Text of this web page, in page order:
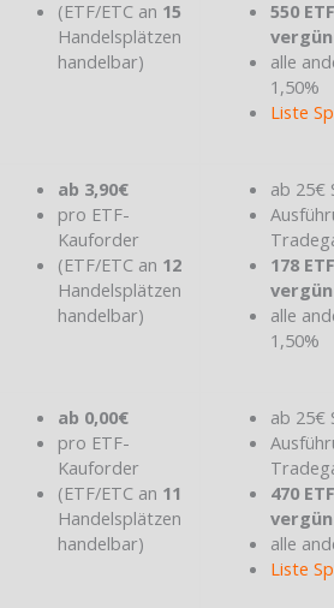
(ETF/ETC an 15
Handelsplätzen
handelbar)
550
alle
1,50%
Liste
ab 3,90€
pro ETF-
Kauforder
(ETF/ETC an 12
Handelsplätzen
handelbar)
ab 25€
178
alle
1,50%
ab 0,00€
pro ETF-
Kauforder
(ETF/ETC an 11
Handelsplätzen
handelbar)
ab 25€
470
alle
Liste